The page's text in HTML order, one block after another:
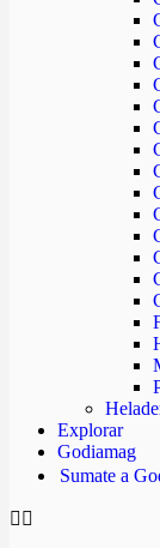
Explorar
Godiamag
Sumate a